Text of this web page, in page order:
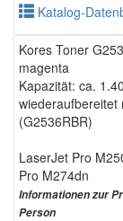
Katalog-
Kores Toner
magenta
Kapazität: ca.
wiederaufbereitet
(G2536RBR)
LaserJet Pro
Pro M274dn
Informationen zur
Person